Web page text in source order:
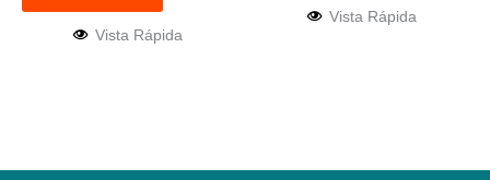
Vista Rápida
Vista Rápida